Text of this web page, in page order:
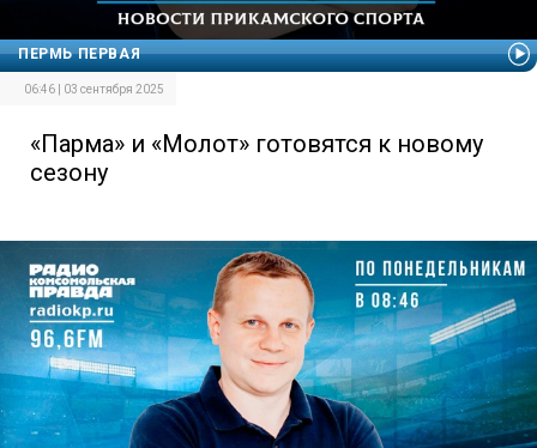
ПЕРМЬ ПЕРВАЯ
06:46 | 03 сентября 2025
«Парма» и «Молот» готовятся к новому
сезону